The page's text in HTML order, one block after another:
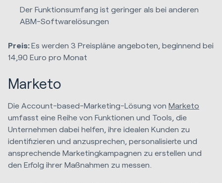
Der Funktionsumfang ist geringer als bei anderen
ABM-Softwarelösungen
Preis:Es werden 3 Preispläne angeboten, beginnend bei
14,90 Euro pro Monat
Marketo
Die Account-based-Marketing-Lösung von Marketo
umfasst eine Reihe von Funktionen und Tools, die
Unternehmen dabei helfen, ihre idealen Kunden zu
identifizieren und anzusprechen, personalisierte und
ansprechende Marketingkampagnen zu erstellen und
den Erfolg ihrer Maßnahmen zu messen.